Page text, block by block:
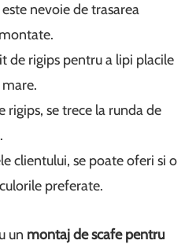
nevoie de trasarea
de rigips pentru a lipi placile
rigips, se trece la runda de
clientului, se poate oferi si o
preferate.
un montaj de scafe pentru